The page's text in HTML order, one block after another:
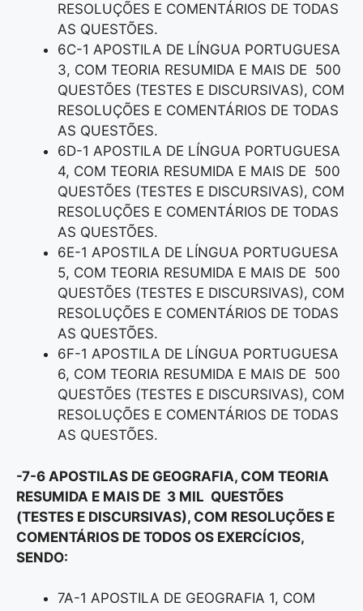
RESOLUÇÕES E COMENTÁRIOS DE TODAS
AS QUESTÕES.
6C-1 APOSTILA DE LÍNGUA PORTUGUESA
3, COM TEORIA RESUMIDA E MAIS DE 500
QUESTÕES (TESTES E DISCURSIVAS), COM
RESOLUÇÕES E COMENTÁRIOS DE TODAS
AS QUESTÕES.
6D-1 APOSTILA DE LÍNGUA PORTUGUESA
4, COM TEORIA RESUMIDA E MAIS DE 500
QUESTÕES (TESTES E DISCURSIVAS), COM
RESOLUÇÕES E COMENTÁRIOS DE TODAS
AS QUESTÕES.
6E-1 APOSTILA DE LÍNGUA PORTUGUESA
5, COM TEORIA RESUMIDA E MAIS DE 500
QUESTÕES (TESTES E DISCURSIVAS), COM
RESOLUÇÕES E COMENTÁRIOS DE TODAS
AS QUESTÕES.
6F-1 APOSTILA DE LÍNGUA PORTUGUESA
6, COM TEORIA RESUMIDA E MAIS DE 500
QUESTÕES (TESTES E DISCURSIVAS), COM
RESOLUÇÕES E COMENTÁRIOS DE TODAS
AS QUESTÕES.
-7-6 APOSTILAS DE GEOGRAFIA, COM TEORIA
RESUMIDA E MAIS DE 3 MIL QUESTÕES
(TESTES E DISCURSIVAS), COM RESOLUÇÕES E
COMENTÁRIOS DE TODOS OS EXERCÍCIOS,
SENDO:
7A-1 APOSTILA DE GEOGRAFIA 1, COM